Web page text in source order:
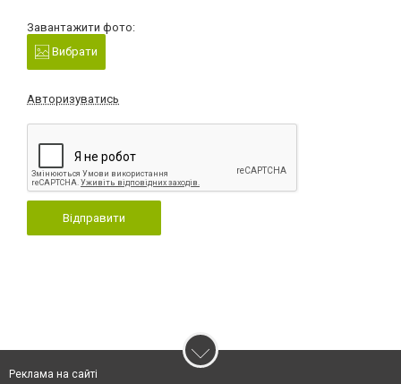
Завантажити фото:
Вибрати
Авторизуватись
Відправити
Реклама на сайті